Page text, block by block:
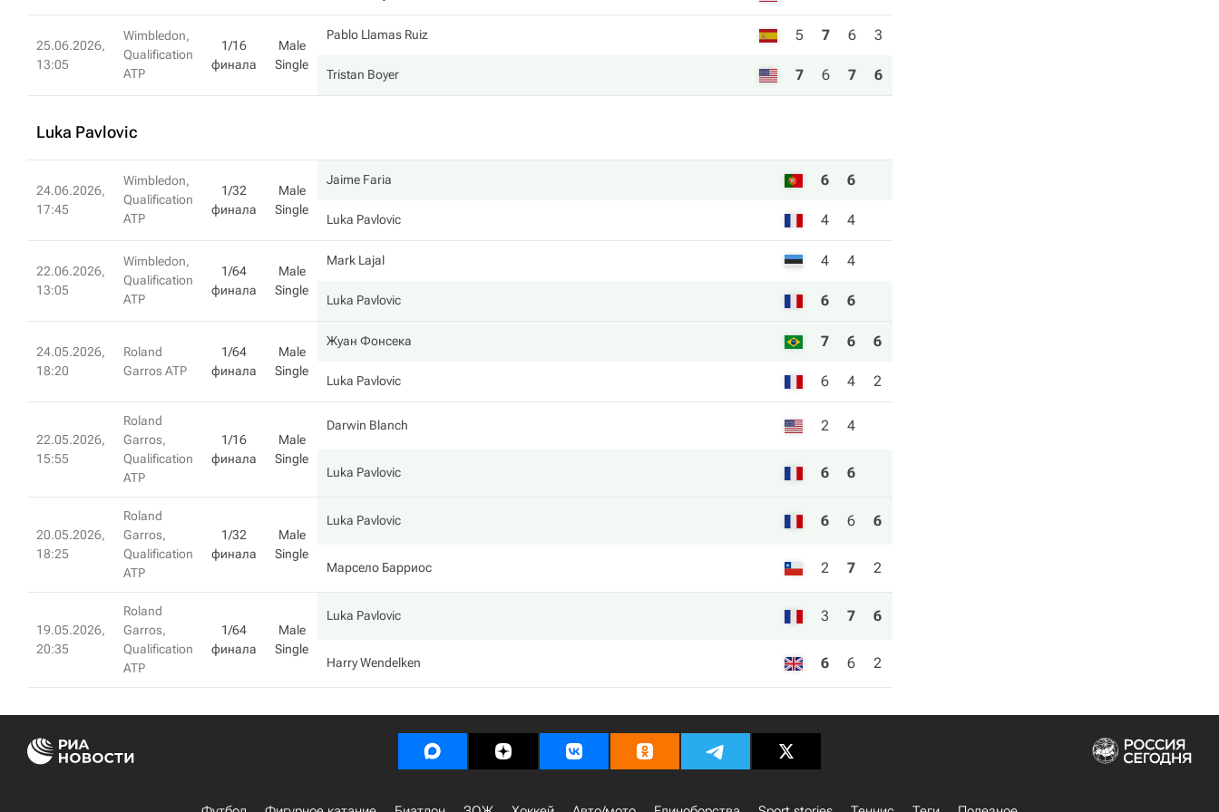
25.06.2026,
13:05
Wimbledon,
Qualification
ATP
1/16
финала
Male
Single
Pablo Llamas Ruiz 5 7 6 3
Tristan Boyer 7 6 7 6
Luka Pavlovic
24.06.2026,
17:45
Wimbledon,
Qualification
ATP
1/32
финала
Male
Single
Jaime Faria 6 6
Luka Pavlovic 4 4
22.06.2026,
13:05
Wimbledon,
Qualification
ATP
1/64
финала
Male
Single
Mark Lajal 4 4
Luka Pavlovic 6 6
24.05.2026,
18:20
Roland
Garros ATP
1/64
финала
Male
Single
Жуан Фонсека 7 6 6
Luka Pavlovic 6 4 2
22.05.2026,
15:55
Roland
Garros,
Qualification
ATP
1/16
финала
Male
Single
Darwin Blanch 2 4
Luka Pavlovic 6 6
20.05.2026,
18:25
Roland
Garros,
Qualification
ATP
1/32
финала
Male
Single
Luka Pavlovic 6 6 6
Марсело Барриос 2 7 2
19.05.2026,
20:35
Roland
Garros,
Qualification
ATP
1/64
финала
Male
Single
Luka Pavlovic 3 7 6
Harry Wendelken 6 6 2